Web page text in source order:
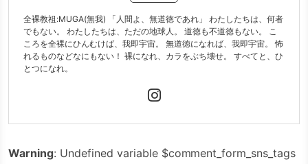
全裸教祖:MUGA(無我) 「人間よ、無道徳であれ」 わたしたちは、何者
でもない。 わたしたちは、ただの地球人。 道徳も不道徳もない。 こ
ころを全裸にひんむけば、我即宇宙。 無道徳になれば、我即宇宙。 怖
れるものなどなにもない！ 裸になれ、カラをぶち壊せ。 すべてと、ひ
とつになれ。
Warning: Undefined variable $comment_form_sns_tags